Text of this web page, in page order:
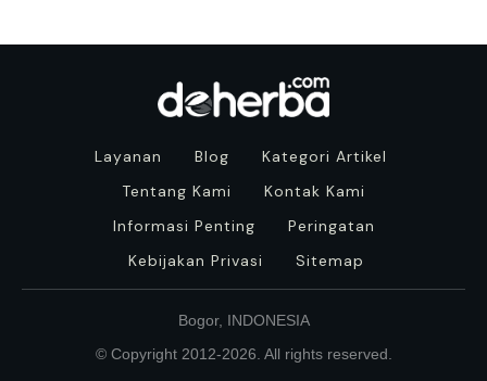
Layanan Blog
Kategori Artikel
Tentang Kami
Kontak Kami
Informasi Penting
Peringatan
Kebijakan Privasi
Sitemap
Bogor, INDONESIA
© Copyright 2012-2026. All rights reserved.